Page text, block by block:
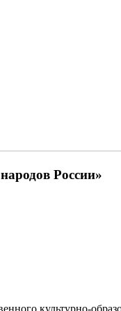
России»
культурно-